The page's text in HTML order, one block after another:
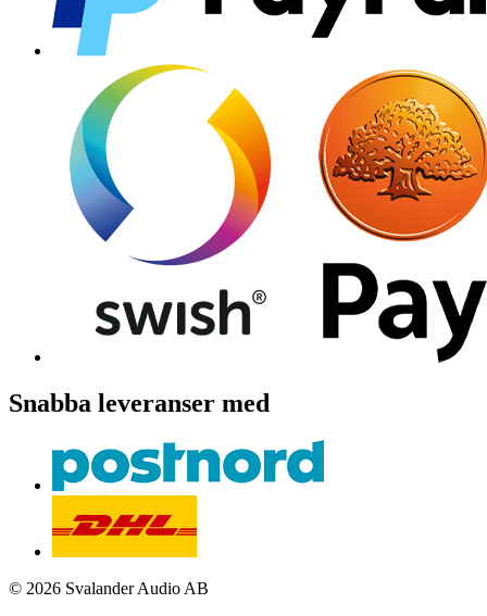
Snabba leveranser med
© 2026 Svalander Audio AB